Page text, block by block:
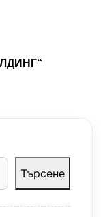
Търсене